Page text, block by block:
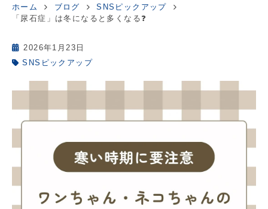
ホーム ブログ
SNSピックアップ
「尿石症」は冬になると多くなる❓
2026年1月23日
SNSピックアップ